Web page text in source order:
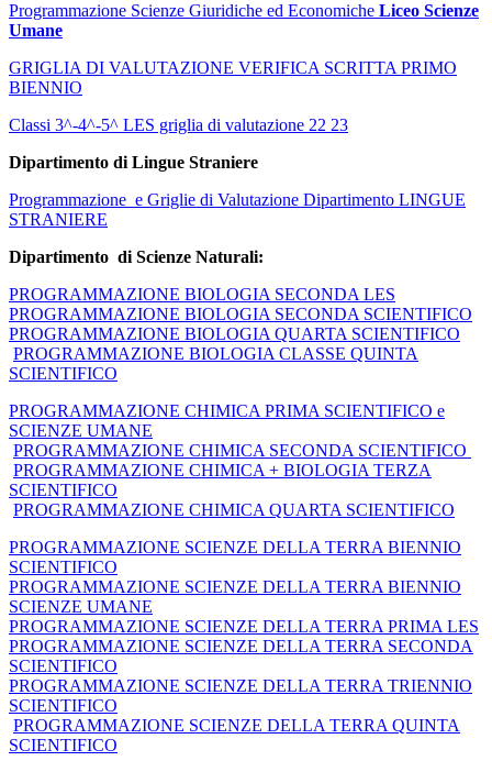
Programmazione Scienze Giuridiche ed Economiche Liceo Scienze
Umane
GRIGLIA DI VALUTAZIONE VERIFICA SCRITTA PRIMO
BIENNIO
Classi 3^-4^-5^ LES griglia di valutazione 22 23
Dipartimento di Lingue Straniere
Programmazione e Griglie di Valutazione Dipartimento LINGUE
STRANIERE
Dipartimento di Scienze Naturali:
PROGRAMMAZIONE BIOLOGIA SECONDA LES
PROGRAMMAZIONE BIOLOGIA SECONDA SCIENTIFICO
PROGRAMMAZIONE BIOLOGIA QUARTA SCIENTIFICO
PROGRAMMAZIONE BIOLOGIA CLASSE QUINTA
SCIENTIFICO
PROGRAMMAZIONE CHIMICA PRIMA SCIENTIFICO e
SCIENZE UMANE
PROGRAMMAZIONE CHIMICA SECONDA SCIENTIFICO
PROGRAMMAZIONE CHIMICA + BIOLOGIA TERZA
SCIENTIFICO
PROGRAMMAZIONE CHIMICA QUARTA SCIENTIFICO
PROGRAMMAZIONE SCIENZE DELLA TERRA BIENNIO
SCIENTIFICO
PROGRAMMAZIONE SCIENZE DELLA TERRA BIENNIO
SCIENZE UMANE
PROGRAMMAZIONE SCIENZE DELLA TERRA PRIMA LES
PROGRAMMAZIONE SCIENZE DELLA TERRA SECONDA
SCIENTIFICO
PROGRAMMAZIONE SCIENZE DELLA TERRA TRIENNIO
SCIENTIFICO
PROGRAMMAZIONE SCIENZE DELLA TERRA QUINTA
SCIENTIFICO